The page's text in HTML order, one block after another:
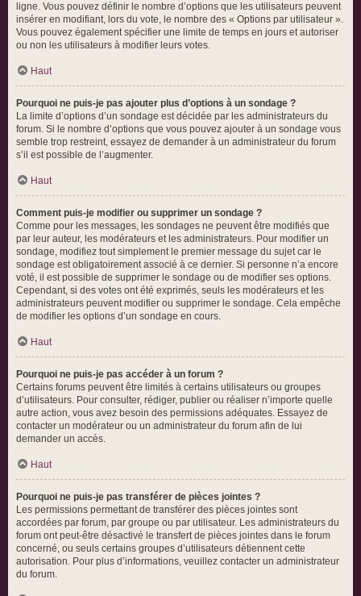
ligne. Vous pouvez définir le nombre d’options que les utilisateurs peuvent
insérer en modifiant, lors du vote, le nombre des « Options par utilisateur ».
Vous pouvez également spécifier une limite de temps en jours et autoriser
ou non les utilisateurs à modifier leurs votes.
Haut
Pourquoi ne puis-je pas ajouter plus d’options à un sondage ?
La limite d’options d’un sondage est décidée par les administrateurs du
forum. Si le nombre d’options que vous pouvez ajouter à un sondage vous
semble trop restreint, essayez de demander à un administrateur du forum
s’il est possible de l’augmenter.
Haut
Comment puis-je modifier ou supprimer un sondage ?
Comme pour les messages, les sondages ne peuvent être modifiés que
par leur auteur, les modérateurs et les administrateurs. Pour modifier un
sondage, modifiez tout simplement le premier message du sujet car le
sondage est obligatoirement associé à ce dernier. Si personne n’a encore
voté, il est possible de supprimer le sondage ou de modifier ses options.
Cependant, si des votes ont été exprimés, seuls les modérateurs et les
administrateurs peuvent modifier ou supprimer le sondage. Cela empêche
de modifier les options d’un sondage en cours.
Haut
Pourquoi ne puis-je pas accéder à un forum ?
Certains forums peuvent être limités à certains utilisateurs ou groupes
d’utilisateurs. Pour consulter, rédiger, publier ou réaliser n’importe quelle
autre action, vous avez besoin des permissions adéquates. Essayez de
contacter un modérateur ou un administrateur du forum afin de lui
demander un accès.
Haut
Pourquoi ne puis-je pas transférer de pièces jointes ?
Les permissions permettant de transférer des pièces jointes sont
accordées par forum, par groupe ou par utilisateur. Les administrateurs du
forum ont peut-être désactivé le transfert de pièces jointes dans le forum
concerné, ou seuls certains groupes d’utilisateurs détiennent cette
autorisation. Pour plus d’informations, veuillez contacter un administrateur
du forum.